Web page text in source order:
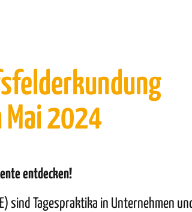
Mai 2024
entdecken!
sind Tagespraktika in Unternehmen